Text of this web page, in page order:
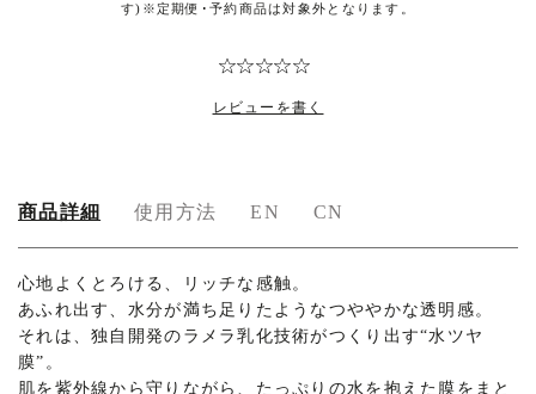
す)※定期便･予約商品は対象外となります。
レビューを書く
商品詳細 使用方法 EN CN
商
品
詳
心地よくとろける、リッチな感触。
あふれ出す、水分が満ち足りたようなつややかな透明感。
それは、独自開発のラメラ乳化技術がつくり出す“水ツヤ
膜”。
肌を紫外線から守りながら、たっぷりの水を抱えた膜をまと